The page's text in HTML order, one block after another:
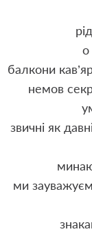
о
балкони
немов
звичні як
ми